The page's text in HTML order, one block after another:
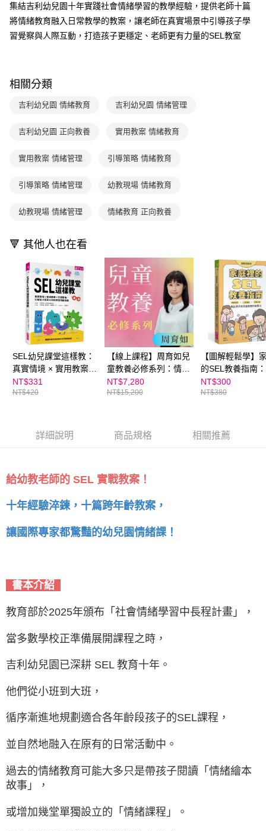
成交易。
3.實際核准額度、可分期數及費用金額請依後續交易確認頁面所載為準。
4.訂單成立30分鐘內，如未前往確認交易或遇審核未通過，訂單將自動取
消。如遇「轉專審核」未通過狀況，表示未達大哥付你分期系統評分，恕無
醒簡訊。
2.透過簡訊連結打開帳單後，可選擇「超商條碼／台灣大直營門市／銀行轉
帳／街口支付／iPASS MONEY」等通路繳費。
1.本服務係由「台灣大哥大股份有限公司」（以下簡稱本公司）所提供，讓
買賣價金債權讓與本公司後，依約使用本公司帳單繳交帳款。
由本公司與您本人進行分期帳單所需資料之確認、核對及更正。
AFTEE先享後付是「在收到商品之後才付款」的支付方式。 讓您購物簡單
便利好安心！
１．簡單：不需註冊會員、不需綁卡、不需儲值。
２．便利：只要手機號碼，簡訊認證，即可結帳。
１．於結帳方式選擇「AFTEE先享後付」後，將跳轉至「AFTEE先享後付」
２．訂單成立數日內，您將收到繳費通知簡訊。
ATM／網路銀行／等多元方式進行付款，方視為交易完成。
※ 請注意：結帳手續完成當下不需立刻繳費，但若您需要取消訂單，請聯絡
後付繳納相關費用。
是否繳費成功／繳費後需取消欲退款等相關疑問，請聯繫「AFTEE先享後付
客戶支援中心」 https://netprotections.freshdesk.com/support/home
【注意事項】
權轉讓予恩沛科技股份有限公司。
https://aftee.tw/terms/#terms3
３．未成年的使用者請事先徵得法定代理人或監護人之同意方可使用
「AFTEE先享後付」，若未經同意申辦者引起之損失，本公司不負相關責
任。
４．使用「AFTEE先享後付」時，將依據個別帳號之用戶狀況，依本公司即
時審查核予不同之上限額度；若仍有額度不足之情形，本公司將視審查結果
請求用戶進行身份認證。
５．嚴禁一人註冊多個帳號或使用他人資訊註冊。若發現惡意使用之情形，
恩沛科技股份有限公司將有權停止該用戶之使用額度並採取法律行動。
ATM付款
運送方式
每筆NT$70，滿NT$800(含以上)免運費
國內宅配/郵寄 (不適用離島、海外及郵局i郵箱)
每筆NT$200
海外包裹航空運送
集結吉利幼兒園十年實踐社會情緒學習的教學經驗，提供老師十篇
將情緒教育融入日常教學的教案，讓老師在真實場景中引導孩子學
習覺察與人際互動，打造孩子更穩定、老師更有力量的SEL教室
相關分類
吉利幼兒園 情緒教育 吉利幼兒園 情緒管理
吉利幼兒園 正向教養 實用教案 情緒教育
實用教案 情緒管理 引導策略 情緒教育
引導策略 情緒管理 幼教現場 情緒教育
幼教現場 情緒管理 情緒教育 正向教養
🔻 其他人也在看
SEL幼兒課堂這樣教：
真實情境 × 實用教案 ×
引導策略，化解從小班
到大班的日常情緒挑戰
NT$331
NT$420
【線上課程】周育如兒
童教養必修系列：情緒
力ｘ社交力ｘ閱讀力ｘ
課業力★SEL情緒教育
NT$7,280
NT$15,200
【圖解輕鬆學】
的SEL教養指南
管理×人際溝通×
責，教出孩子未
NT$300
NT$380
詳細說明 商品規格 相關推薦
給幼教老師的 SEL 實戰教案！
十年經驗淬鍊，十篇跨年齡教案，
讓國際專家都驚豔的幼兒園情緒課！
書本介紹
教育部於2025年頒布「社會情緒學習中長程計畫」，
當多數學校正準備展開課程之時，
吉利幼兒園已深耕 SEL 教育十年。
他們從小班到大班，
循序漸進地規劃適合各年齡段孩子的SEL課程，
並自然地融入在原有的日常活動中。
過去的情緒教育可能大多只是帶孩子閱讀「情緒繪本
故事」，
或增加幾堂單獨設立的「情緒課程」。